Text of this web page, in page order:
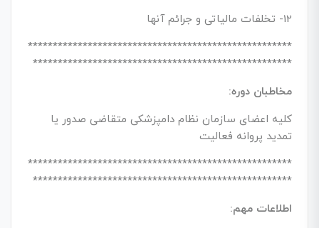
12- تخلفات مالیاتی و جرائم آنها
*****************************************************
****************************************************
مخاطبان دوره:
کلیه اعضای سازمان نظام دامپزشکی متقاضی صدور یا
تمدید پروانه فعالیت
*****************************************************
****************************************************
اطلاعات مهم: